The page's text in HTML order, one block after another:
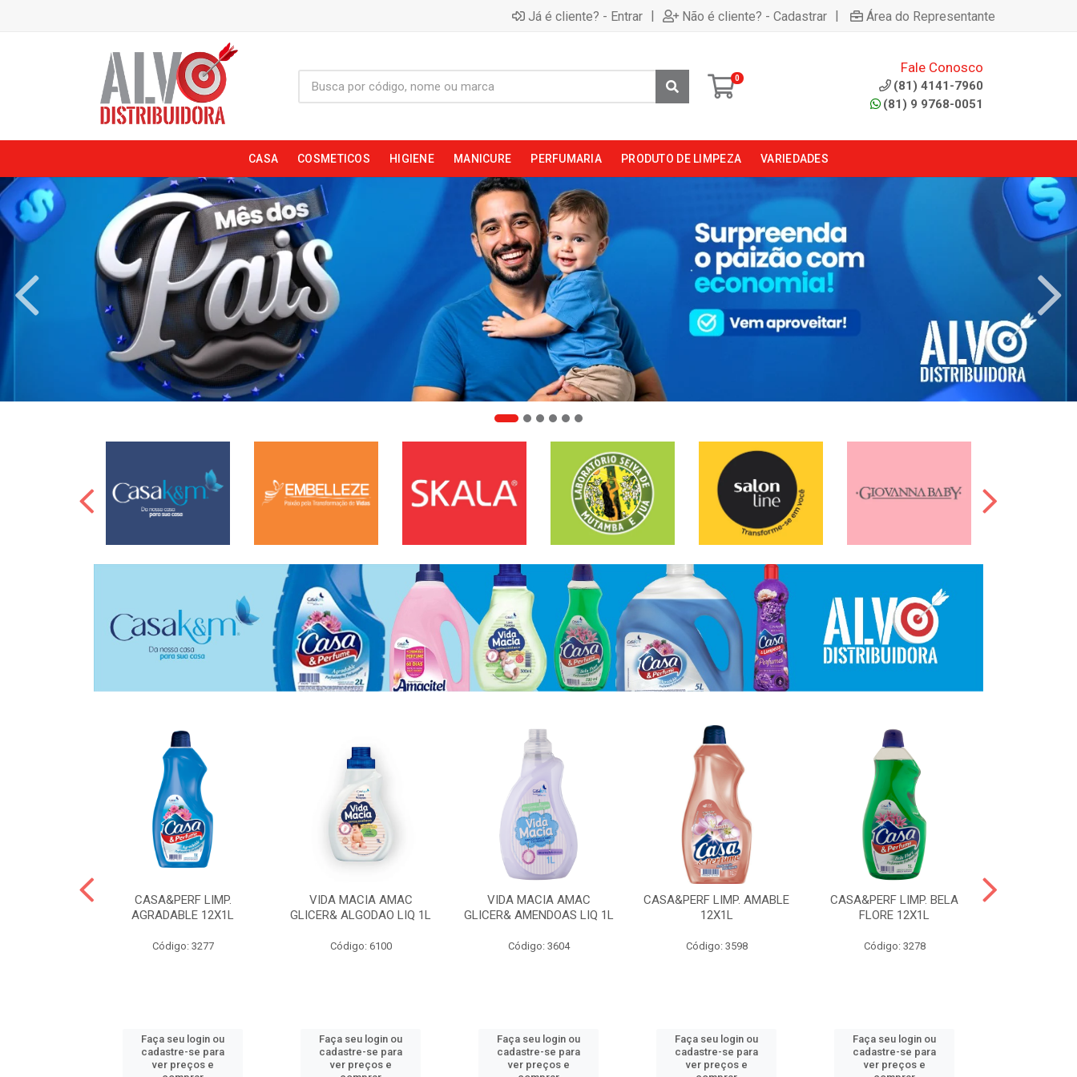
Já é cliente? - Entrar | Não é cliente? - Cadastrar | Área do Representante
0
Fale Conosco
(81) 4141-7960
(81) 9 9768-0051
CASA COSMETICOS HIGIENE MANICURE PERFUMARIA PRODUTO DE LIMPEZA VARIEDADES
CASA&PERF LIMP.
AGRADABLE 12X1L
Código: 3277
Faça seu login ou
cadastre-se para
ver preços e
VIDA MACIA AMAC
GLICER& ALGODAO LIQ 1L
Código: 6100
Faça seu login ou
cadastre-se para
ver preços e
VIDA MACIA AMAC
GLICER& AMENDOAS LIQ 1L
Código: 3604
Faça seu login ou
cadastre-se para
ver preços e
CASA&PERF LIMP. AMABLE
12X1L
Código: 3598
Faça seu login ou
cadastre-se para
ver preços e
CASA&PERF LIMP. BELA
FLORE 12X1L
Código: 3278
Faça seu login ou
cadastre-se para
ver preços e